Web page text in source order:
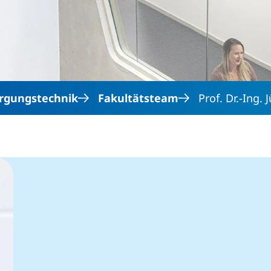
Direkt zum Inhalt
Fakultätsteam Prof. Dr.-Ing.